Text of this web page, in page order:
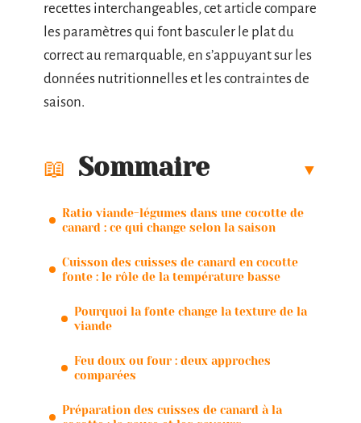
recettes interchangeables, cet article compare
les paramètres qui font basculer le plat du
correct au remarquable, en s’appuyant sur les
données nutritionnelles et les contraintes de
saison.
Sommaire
Ratio viande-légumes dans une cocotte de
canard : ce qui change selon la saison
Cuisson des cuisses de canard en cocotte
fonte : le rôle de la température basse
Pourquoi la fonte change la texture de la
viande
Feu doux ou four : deux approches
comparées
Préparation des cuisses de canard à la